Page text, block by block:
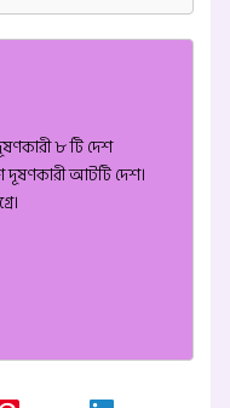
৮ টি দেশ
দূষণকারী আটটি দেশ।